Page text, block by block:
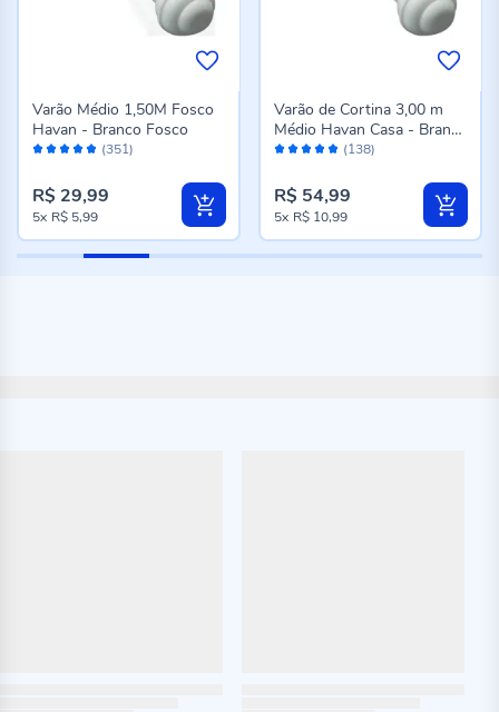
Avaliação: (351)
Varão Médio 1,50M Fosco
Havan - Branco Fosco
R$ 29,99
5x R$ 5,99
Avaliação: (138)
Varão de Cortina 3,00 m
Médio Havan Casa - Branco
Fosco
R$ 54,99
5x R$ 10,99